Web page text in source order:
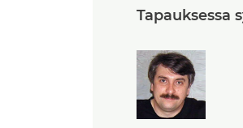
Tapauksessa